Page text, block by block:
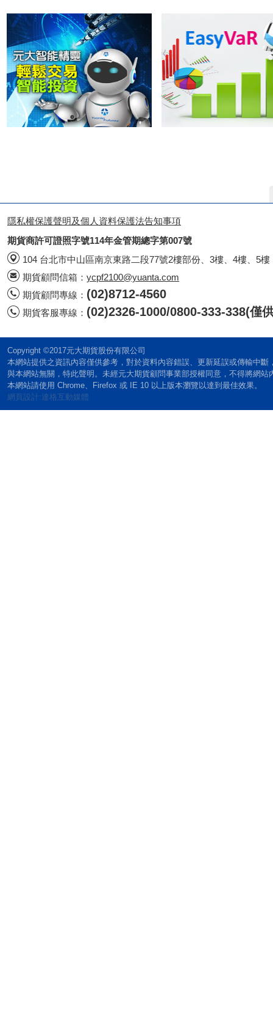
隱私權保護聲明及個人資料保護法告知事項
期貨商許可證照字號114年金管期總字第007號
104 台北市中山區南京東路二段77號2樓部份、3樓、4樓、5樓
期貨顧問信箱： ycpf2100@yuanta.com
期貨顧問專線： (02)8712-4560
期貨客服專線： (02)2326-1000/0800-333-338(僅
Copyright ©2017元大期貨股份有限公司
本網站提供之資訊內容僅供參考，對於資料內容錯誤、更新延誤或傳輸中
與本網站無關，特此聲明。未經元大期貨顧問事業部授權同意，不得將網站
本網站請使用 Chrome、Firefox 或 IE 10 以上版本瀏覽以達到最佳效果。
網頁設計:達格互動媒體